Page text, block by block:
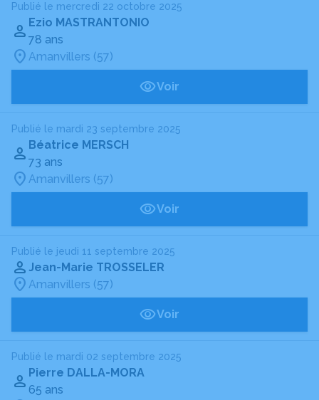
Publié le mercredi 22 octobre 2025
Ezio MASTRANTONIO
78 ans
Amanvillers (57)
Voir
Publié le mardi 23 septembre 2025
Béatrice MERSCH
73 ans
Amanvillers (57)
Voir
Publié le jeudi 11 septembre 2025
Jean-Marie TROSSELER
Amanvillers (57)
Voir
Publié le mardi 02 septembre 2025
Pierre DALLA-MORA
65 ans